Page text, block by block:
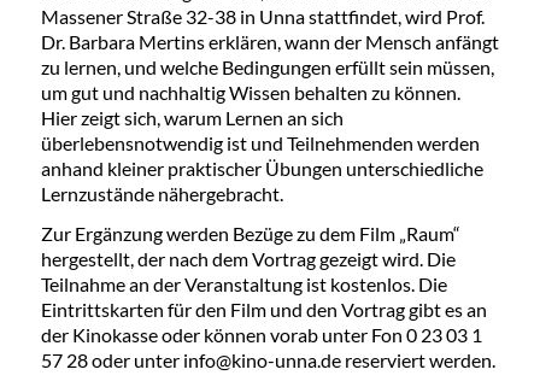
Massener Straße 32-38 in Unna stattfindet, wird Prof.
Dr. Barbara Mertins erklären, wann der Mensch anfängt
zu lernen, und welche Bedingungen erfüllt sein müssen,
um gut und nachhaltig Wissen behalten zu können.
Hier zeigt sich, warum Lernen an sich
überlebensnotwendig ist und Teilnehmenden werden
anhand kleiner praktischer Übungen unterschiedliche
Lernzustände nähergebracht.
Zur Ergänzung werden Bezüge zu dem Film „Raum“
hergestellt, der nach dem Vortrag gezeigt wird. Die
Teilnahme an der Veranstaltung ist kostenlos. Die
Eintrittskarten für den Film und den Vortrag gibt es an
der Kinokasse oder können vorab unter Fon 0 23 03 1
57 28 oder unter info@kino-unna.de reserviert werden.